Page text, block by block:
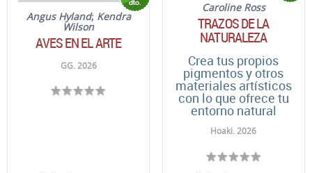
Angus Hyland; Kendra
Wilson
AVES EN EL ARTE
GG. 2026
Caroline Ross
TRAZOS DE LA
NATURALEZA
Crea tus propios
pigmentos y otros
materiales artísticos
con lo que ofrece tu
entorno natural
Hoaki. 2026